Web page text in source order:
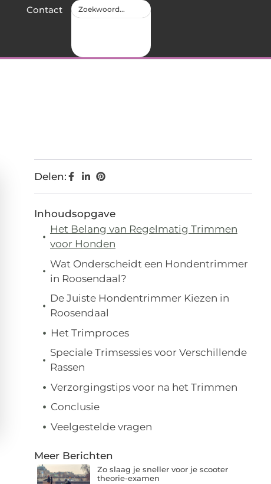
Contact
Delen:
Inhoudsopgave
Het Belang van Regelmatig Trimmen
voor Honden
Wat Onderscheidt een Hondentrimmer
in Roosendaal?
De Juiste Hondentrimmer Kiezen in
Roosendaal
Het Trimproces
Speciale Trimsessies voor Verschillende
Rassen
Verzorgingstips voor na het Trimmen
Conclusie
Veelgestelde vragen
Meer Berichten
Zo slaag je sneller voor je scooter
theorie-examen